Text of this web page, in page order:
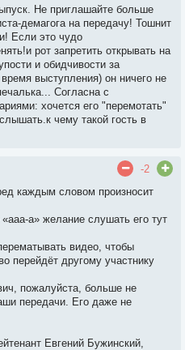
Не приглашайте больше
демагога на передачу! Тошнит
Если это чудо
рот запретить открывать на
и обидчивости за
выступления) он ничего не
Согласна с
хочется его "перемотать"
чему такой гость в
-2
каждым словом произносит
«ааа-а» желание слушать его тут
видео, чтобы
перейдёт другому участнику
пожалуйста, больше не
передачи. Его даже не
Евгений Бужинский,